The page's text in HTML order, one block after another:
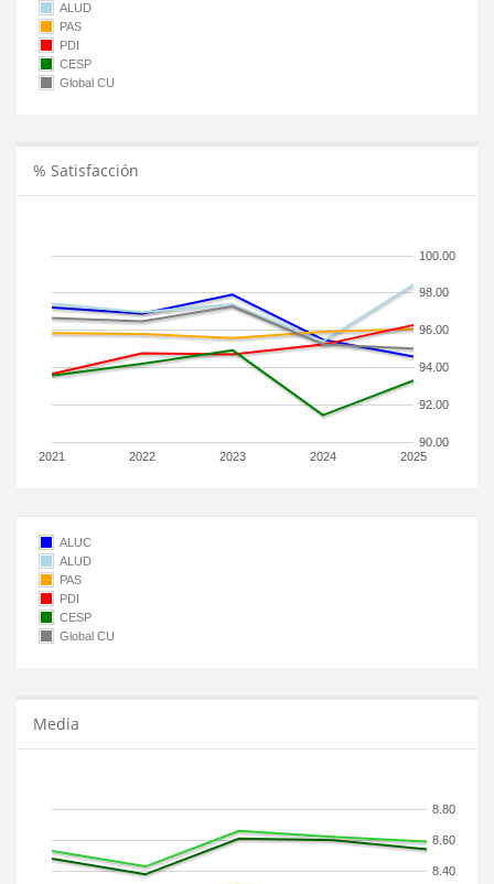
ALUD
PAS
PDI
CESP
Global CU
% Satisfacción
2021 2022 2023 2024 2025
90.00
92.00
94.00
96.00
98.00
100.00
ALUC
ALUD
PAS
PDI
CESP
Global CU
Media
8.40
8.60
8.80